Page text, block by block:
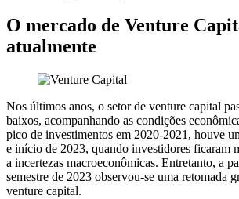
O mercado de Venture
atualmente
Nos últimos anos, o setor de venture capital
baixos, acompanhando as condições
pico de investimentos em 2020-2021, houve
e início de 2023, quando investidores ficaram
a incertezas macroeconômicas. Entretanto, a
semestre de 2023 observou-se uma retomada
venture capital.